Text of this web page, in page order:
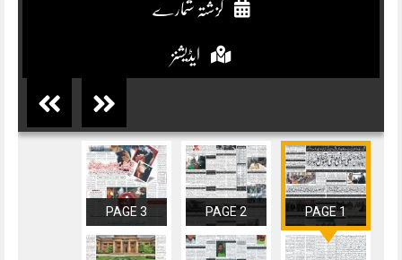
گزشتہ شمارے
ایڈیشنز
PAGE 1
PAGE 2
PAGE 3